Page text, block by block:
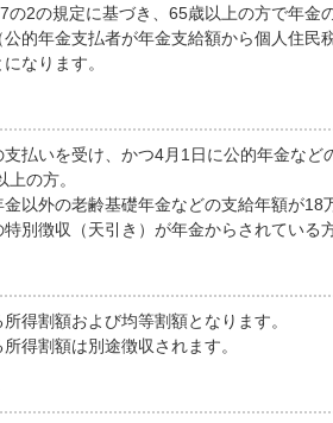
2の規定に基づき、65歳以上の方で年金
公的年金支払者が年金支給額から個人住
なります。
払いを受け、かつ4月1日に公的年金など
の方。
以外の老齢基礎年金などの支給年額が18
別徴収（天引き）が年金からされている方
得割額および均等割額となります。
得割額は別途徴収されます。